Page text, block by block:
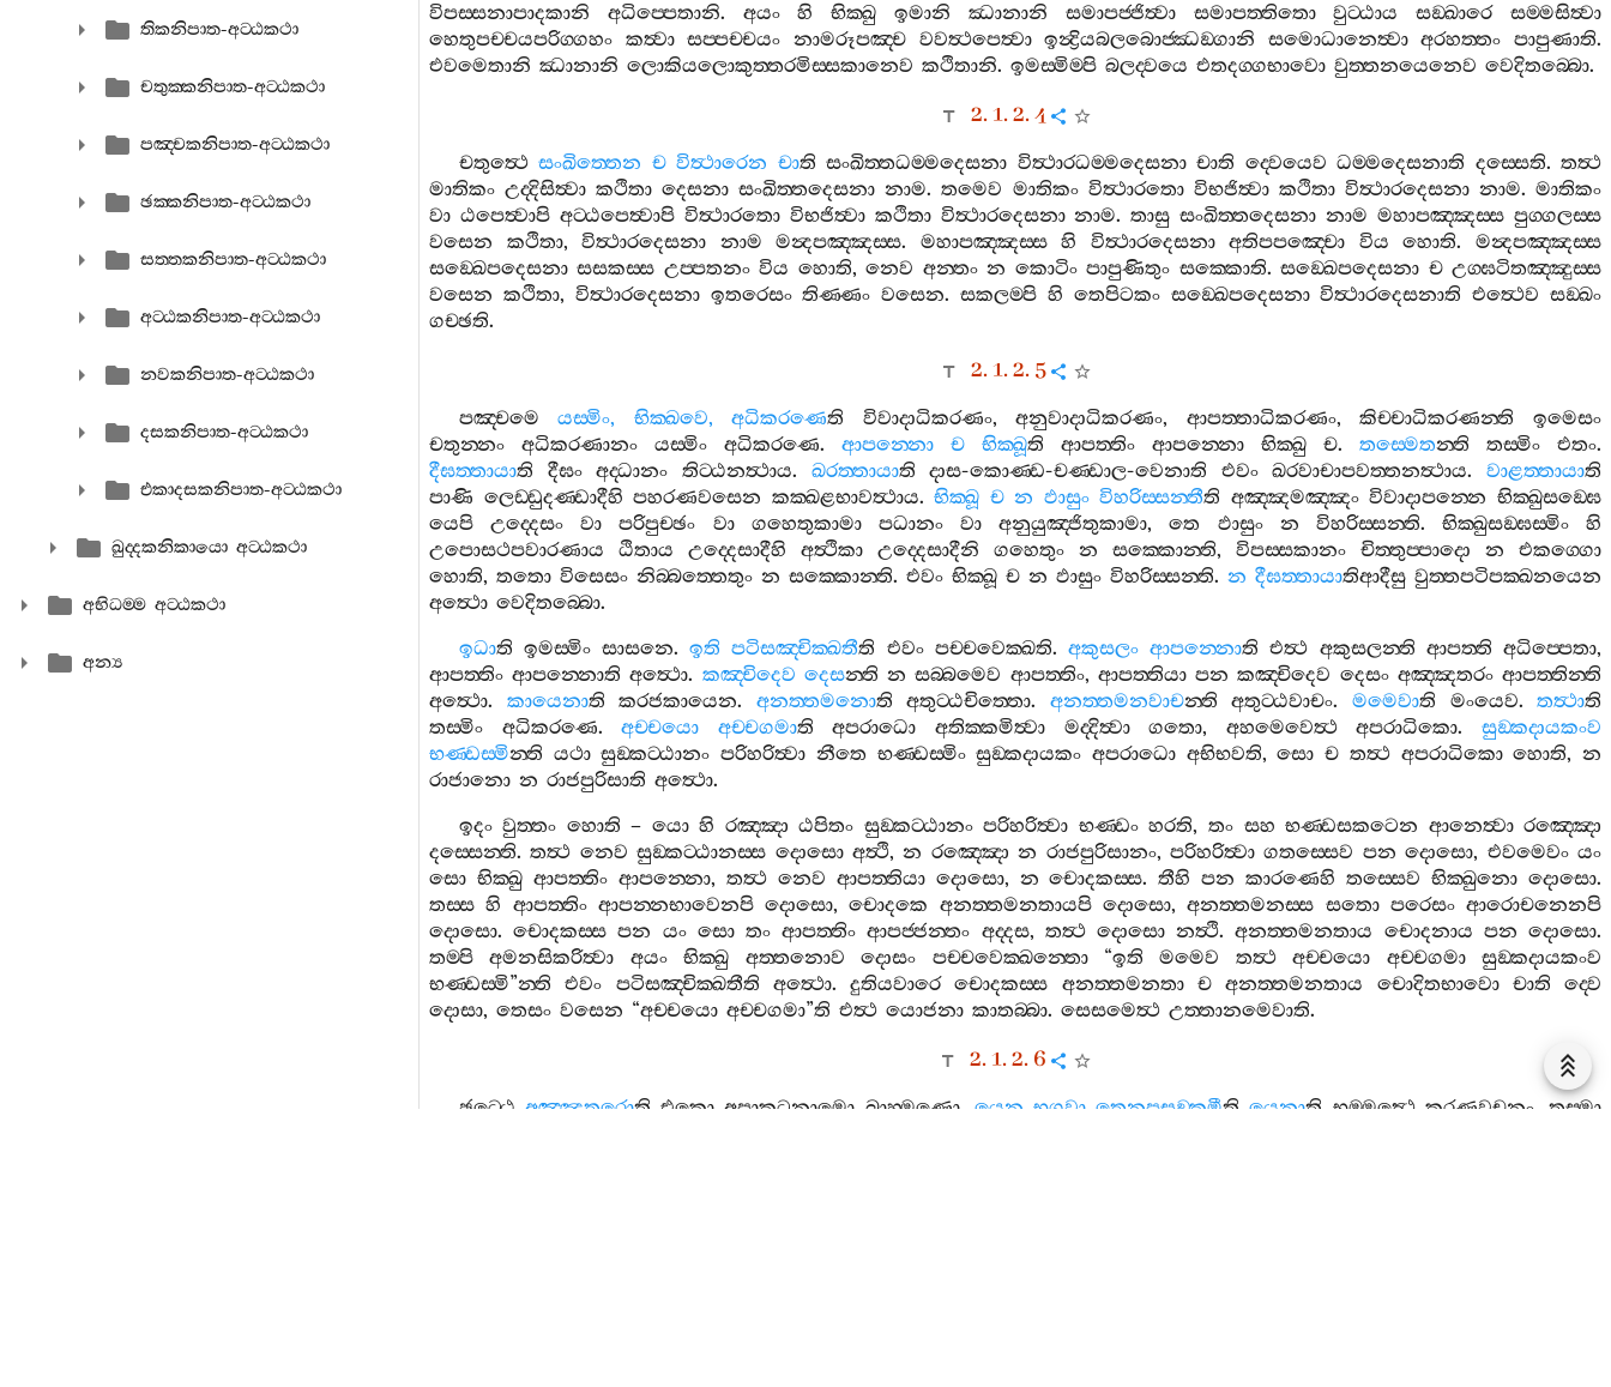
තිකනිපාත-අට‍්ඨකථා
චතුක‍්කනිපාත-අට‍්ඨකථා
පඤ‍්චකනිපාත-අට‍්ඨකථා
ඡක‍්කනිපාත-අට‍්ඨකථා
සත‍්තකනිපාත-අට‍්ඨකථා
අට‍්ඨකනිපාත-අට‍්ඨකථා
නවකනිපාත-අට‍්ඨකථා
දසකනිපාත-අට‍්ඨකථා
එකාදසකනිපාත-අට‍්ඨකථා
ඛුද‍්දකනිකායො අට‍්ඨකථා
අභිධම‍්ම අට‍්ඨකථා
අන්‍ය
විපස‍්සනාපාදකානි
අධිප‍්පෙතානි. අයං හි භික‍්ඛු ඉමානි ඣානානි සමාපජ‍්ජිත්‍වා සමාපත‍්තිතො වුට‍්ඨාය සඞ‍්ඛාරෙ
සම‍්මසිත්‍වා
හෙතුපච‍්චයපරිග‍්ගහං කත්‍වා සප‍්පච‍්චයං නාමරූපඤ‍්ච වවත්‍ථපෙත්‍වා ඉන්‍ද්‍රියබලබොජ‍්ඣඞ‍්ගානි සමොධානෙත්‍වා අරහත‍්තං පාපුණාති.
එවමෙතානි ඣානානි ලොකියලොකුත‍්තරමිස‍්සකානෙව කථිතානි. ඉමස‍්මිම‍්පි බලද‍්වයෙ එතදග‍්ගභාවො වුත‍්තනයෙනෙව වෙදිතබ‍්බො.
2. 1. 2. 4
චතුත්‍ථෙ සංඛිත‍්තෙන ච විත්‍ථාරෙන චාති සංඛිත‍්තධම‍්මදෙසනා විත්‍ථාරධම‍්මදෙසනා චාති ද‍්වෙයෙව ධම‍්මදෙසනාති දස‍්සෙති.තත්‍ථ
මාතිකං උද‍්දිසිත්‍වා කථිතා දෙසනා සංඛිත‍්තදෙසනා නාම.තමෙව මාතිකං විත්‍ථාරතො විභජිත්‍වා කථිතා විත්‍ථාරදෙසනා නාම.මාතිකං
වා ඨපෙත්‍වාපි අට‍්ඨපෙත්‍වාපි විත්‍ථාරතො විභජිත්‍වා කථිතා විත්‍ථාරදෙසනා නාම.තාසු සංඛිත‍්තදෙසනා නාම මහාපඤ‍්ඤස‍්ස පුග‍්ගලස‍්ස
වසෙන
කථිතා,විත්‍ථාරදෙසනා නාම මන්‍දපඤ‍්ඤස‍්ස. මහාපඤ‍්ඤස‍්ස හි විත්‍ථාරදෙසනා අතිපපඤ‍්චො විය හොති.මන්‍දපඤ‍්ඤස‍්ස
සඞ‍්ඛෙපදෙසනා සසකස‍්ස උප‍්පතනං විය හොති,නෙව අන‍්තං න කොටිං පාපුණිතුං සක‍්කොති.සඞ‍්ඛෙපදෙසනා ච උග‍්ඝටිතඤ‍්ඤුස‍්ස
වසෙන කථිතා, විත්‍ථාරදෙසනා ඉතරෙසං තිණ‍්ණං වසෙන.සකලම‍්පි හි තෙපිටකං සඞ‍්ඛෙපදෙසනා විත්‍ථාරදෙසනාති එත්‍ථෙව සඞ‍්ඛං
ගච‍්ඡති.
2. 1. 2. 5
පඤ‍්චමෙ යස‍්මිං, භික‍්ඛවෙ,අධිකරණෙති විවාදාධිකරණං,අනුවාදාධිකරණං, ආපත‍්තාධිකරණං,කිච‍්චාධිකරණන‍්ති
ඉමෙසං
චතුන‍්නං
අධිකරණානං යස‍්මිං අධිකරණෙ. ආපන‍්නො ච භික‍්ඛූති ආපත‍්තිං ආපන‍්නො භික‍්ඛු ච. තස‍්මෙතන‍්ති තස‍්මිං එතං.
දීඝත‍්තායාති දීඝං අද‍්ධානං තිට‍්ඨනත්‍ථාය. ඛරත‍්තායාති දාස-කොණ‍්ඩ-චණ‍්ඩාල-වෙනාති එවං ඛරවාචාපවත‍්තනත්‍ථාය. වාළත‍්තායාති
පාණි ලෙඩ‍්ඩුදණ‍්ඩාදීහි පහරණවසෙන කක‍්ඛළභාවත්‍ථාය.භික‍්ඛූ ච න ඵාසුං විහරිස‍්සන‍්තීති අඤ‍්ඤමඤ‍්ඤං විවාදාපන‍්නෙ භික‍්ඛුසඞ‍්ඝෙ
යෙපි
උද‍්දෙසං වා පරිපුච‍්ඡං වා ගහෙතුකාමා පධානං වා අනුයුඤ‍්ජිතුකාමා,තෙ ඵාසුං න විහරිස‍්සන‍්ති.භික‍්ඛුසඞ‍්ඝස‍්මිං
හි
උපොසථපවාරණාය
ඨිතාය උද‍්දෙසාදීහි අත්‍ථිකා උද‍්දෙසාදීනි ගහෙතුං න සක‍්කොන‍්ති, විපස‍්සකානං චිත‍්තුප‍්පාදො න
එකග‍්ගො
හොති, තතො විසෙසං නිබ‍්බත‍්තෙතුං න සක‍්කොන‍්ති. එවං භික‍්ඛූ ච න ඵාසුං විහරිස‍්සන‍්ති. න දීඝත‍්තායාතිආදීසු වුත‍්තපටිපක‍්ඛනයෙන
අත්‍ථො වෙදිතබ‍්බො.
ඉධාති ඉමස‍්මිං සාසනෙ.ඉති පටිසඤ‍්චික‍්ඛතීති එවං පච‍්චවෙක‍්ඛති.අකුසලං ආපන‍්නොති එත්‍ථ අකුසලන‍්ති ආපත‍්ති අධිප‍්පෙතා,
ආපත‍්තිං ආපන‍්නොති අත්‍ථො. කඤ‍්චිදෙව දෙසන‍්ති න සබ‍්බමෙව ආපත‍්තිං, ආපත‍්තියා පන කඤ‍්චිදෙව දෙසං අඤ‍්ඤතරං ආපත‍්තින‍්ති
අත්‍ථො. කායෙනාති කරජකායෙන. අනත‍්තමනොති අතුට‍්ඨචිත‍්තො. අනත‍්තමනවාචන‍්ති අතුට‍්ඨවාචං. මමෙවාති මංයෙව.තත්‍ථාති
තස‍්මිං
අධිකරණෙ.අච‍්චයො අච‍්චගමාති අපරාධො අතික‍්කමිත්‍වා මද‍්දිත්‍වා ගතො, අහමෙවෙත්‍ථ අපරාධිකො.සුඞ‍්කදායකංව
භණ‍්ඩස‍්මින‍්ති යථා සුඞ‍්කට‍්ඨානං පරිහරිත්‍වා නීතෙ භණ‍්ඩස‍්මිං සුඞ‍්කදායකං අපරාධො අභිභවති,සො ච තත්‍ථ අපරාධිකො හොති,න
රාජානො න රාජපුරිසාති අත්‍ථො.
ඉදං වුත‍්තං හොති – යො හි රඤ‍්ඤා ඨපිතං සුඞ‍්කට‍්ඨානං පරිහරිත්‍වා භණ‍්ඩං හරති, තං සහ භණ‍්ඩසකටෙන ආනෙත්‍වා රඤ‍්ඤො
දස‍්සෙන‍්ති.තත්‍ථ නෙව සුඞ‍්කට‍්ඨානස‍්ස දොසො අත්‍ථි,න රඤ‍්ඤො න රාජපුරිසානං,පරිහරිත්‍වා ගතස‍්සෙව පන දොසො, එවමෙවං යං
සො භික‍්ඛු ආපත‍්තිං ආපන‍්නො, තත්‍ථ නෙව ආපත‍්තියා දොසො, න චොදකස‍්ස.තීහි පන කාරණෙහි තස‍්සෙව භික‍්ඛුනො දොසො.
තස‍්ස හි ආපත‍්තිං ආපන‍්නභාවෙනපි දොසො,චොදකෙ අනත‍්තමනතායපි දොසො,අනත‍්තමනස‍්ස සතො පරෙසං ආරොචනෙනපි
දොසො.චොදකස‍්ස පන යං සො තං ආපත‍්තිං ආපජ‍්ජන‍්තං අද‍්දස, තත්‍ථ දොසො නත්‍ථි.අනත‍්තමනතාය චොදනාය පන දොසො.
තම‍්පි
අමනසිකරිත්‍වා අයං භික‍්ඛු අත‍්තනොව දොසං පච‍්චවෙක‍්ඛන‍්තො“ඉති මමෙව තත්‍ථ අච‍්චයො අච‍්චගමා
සුඞ‍්කදායකංව
භණ‍්ඩස‍්මි”න‍්ති එවං පටිසඤ‍්චික‍්ඛතීති අත්‍ථො.දුතියවාරෙ චොදකස‍්ස අනත‍්තමනතා ච අනත‍්තමනතාය චොදිතභාවො චාති
ද‍්වෙ
දොසා, තෙසං වසෙන “අච‍්චයො අච‍්චගමා”ති එත්‍ථ යොජනා කාතබ‍්බා. සෙසමෙත්‍ථ උත‍්තානමෙවාති.
2. 1. 2. 6
ඡට‍්ඨෙ අඤ‍්ඤතරොති එකො අපාකටනාමො බ්‍රාහ‍්මණො. යෙන භගවා තෙනුපසඞ‍්කමීති යෙනාති භුම‍්මත්‍ථෙ කරණවචනං .තස‍්මා